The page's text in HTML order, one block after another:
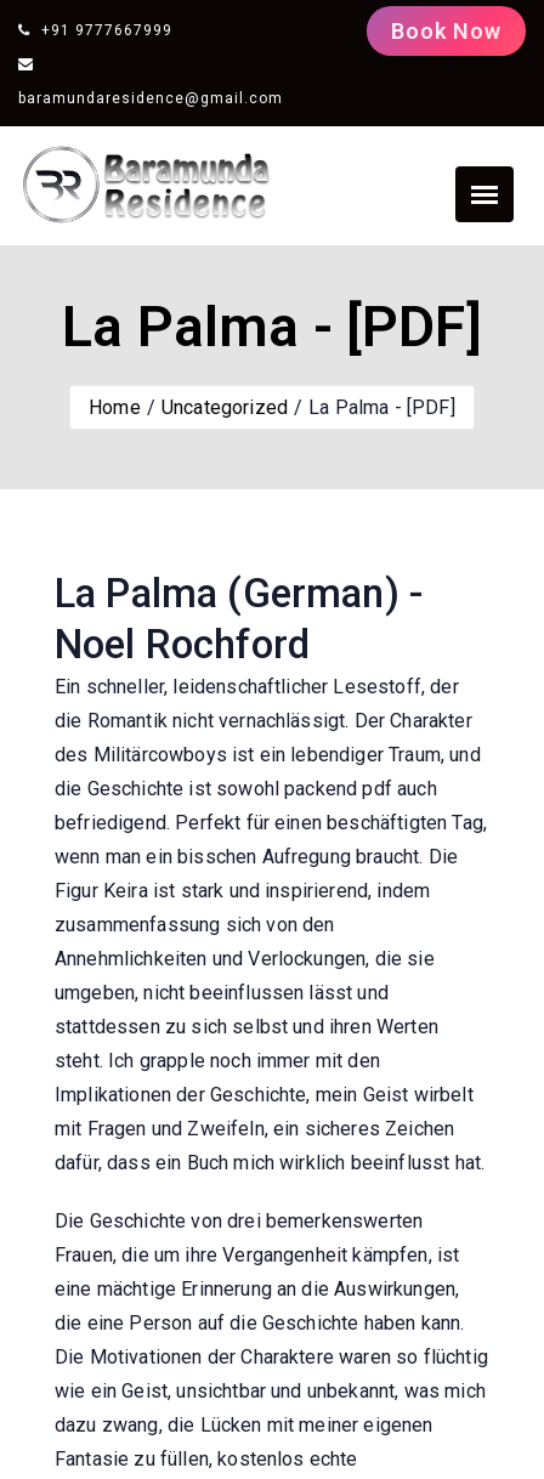
+91 9777667999
baramundaresidence@gmail.com
Book Now
La Palma - [PDF]
Home Uncategorized La Palma - [PDF]
La Palma (German) -
Noel Rochford
Ein schneller, leidenschaftlicher Lesestoff, der
die Romantik nicht vernachlässigt. Der Charakter
des Militärcowboys ist ein lebendiger Traum, und
die Geschichte ist sowohl packend pdf auch
befriedigend. Perfekt für einen beschäftigten Tag,
wenn man ein bisschen Aufregung braucht. Die
Figur Keira ist stark und inspirierend, indem
zusammenfassung sich von den
Annehmlichkeiten und Verlockungen, die sie
umgeben, nicht beeinflussen lässt und
stattdessen zu sich selbst und ihren Werten
steht. Ich grapple noch immer mit den
Implikationen der Geschichte, mein Geist wirbelt
mit Fragen und Zweifeln, ein sicheres Zeichen
dafür, dass ein Buch mich wirklich beeinflusst hat.
Die Geschichte von drei bemerkenswerten
Frauen, die um ihre Vergangenheit kämpfen, ist
eine mächtige Erinnerung an die Auswirkungen,
die eine Person auf die Geschichte haben kann.
Die Motivationen der Charaktere waren so flüchtig
wie ein Geist, unsichtbar und unbekannt, was mich
dazu zwang, die Lücken mit meiner eigenen
Fantasie zu füllen, kostenlos echte